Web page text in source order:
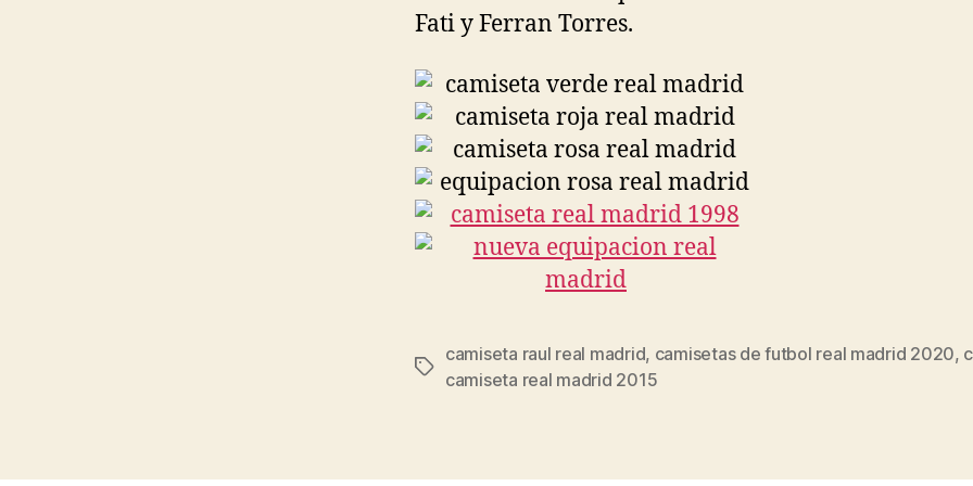
Fati y Ferran Torres.
Etiquetas
camiseta raul real madrid, camisetas de futbol real madrid 2020,
camiseta real madrid 2015